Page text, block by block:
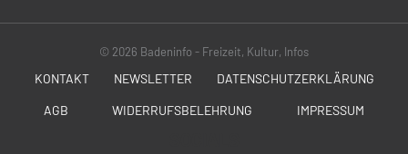
© 2026 Badeninfo - Freizeit, Kultur, Infos
KONTAKT NEWSLETTER DATENSCHUTZERKLÄRUNG
AGB WIDERRUFSBELEHRUNG IMPRESSUM